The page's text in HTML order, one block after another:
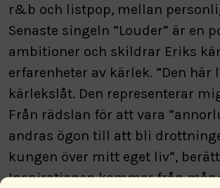
r&b och listpop, mellan
Senaste singeln ”Louder” är en
ambitioner och skildrar Eriks
erfarenheter av kärlek. ”Den här
kärlekslåt. Den representerar
Från rädslan för att vara
andras ögon till att bli
kungen över mitt eget liv”,
Inspirationen kommer från